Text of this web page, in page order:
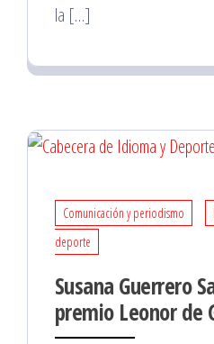
la […]
Comunicación y periodismo
deporte
Susana Guerrero
premio Leonor de